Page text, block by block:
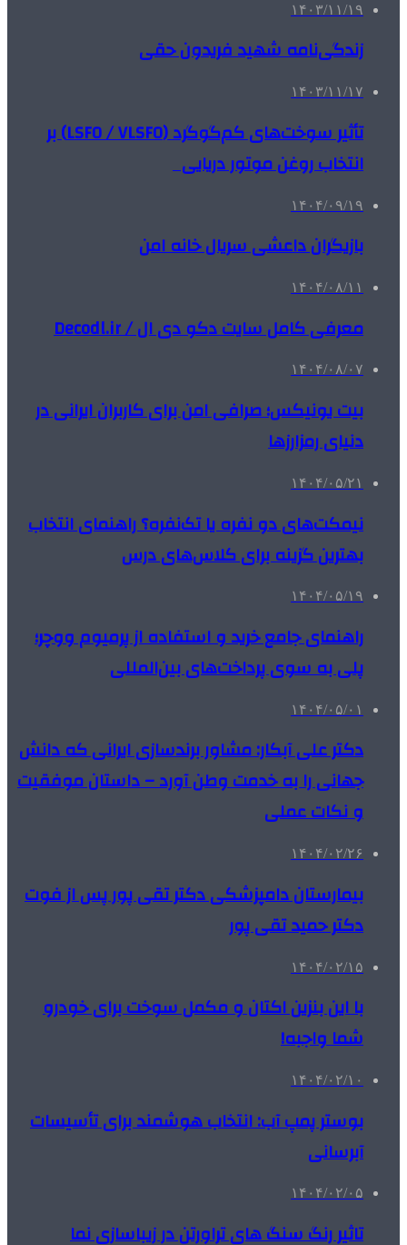
۱۴۰۳/۱۱/۱۹
زندگی‌نامه شهید فریدون حقی
۱۴۰۳/۱۱/۱۷
تأثیر سوخت‌های کم‌گوگرد (LSFO / VLSFO) بر
انتخاب روغن موتور دریایی
۱۴۰۴/۰۹/۱۹
بازیگران داعشی سریال خانه امن
۱۴۰۴/۰۸/۱۱
معرفی کامل سایت دکو دی ال / Decodl.ir
۱۴۰۴/۰۸/۰۷
بیت یونیکس؛ صرافی امن برای کاربران ایرانی در
دنیای رمزارزها
۱۴۰۴/۰۵/۲۱
نیمکت‌های دو نفره یا تک‌نفره؟ راهنمای انتخاب
بهترین گزینه برای کلاس‌های درس
۱۴۰۴/۰۵/۱۹
راهنمای جامع خرید و استفاده از پرمیوم ووچر؛
پلی به سوی پرداخت‌های بین‌المللی
۱۴۰۴/۰۵/۰۱
دکتر علی آبکار: مشاور برندسازی ایرانی که دانش
جهانی را به خدمت وطن آورد – داستان موفقیت
و نکات عملی
۱۴۰۴/۰۲/۲۶
بیمارستان دامپزشکی دکتر تقی پور پس از فوت
دکتر حمید تقی پور
۱۴۰۴/۰۲/۱۵
با این بنزین اکتان و مکمل سوخت برای خودرو
شما واجبه!
۱۴۰۴/۰۲/۱۰
بوستر پمپ آب: انتخاب هوشمند برای تأسیسات
آبرسانی
۱۴۰۴/۰۲/۰۵
تاثیر رنگ سنگ های تراورتن در زیباسازی نما